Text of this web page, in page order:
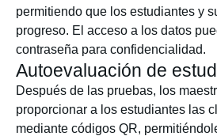
permitiendo que los estudiantes y
progreso. El acceso a los datos
contraseña para confidencialidad.
Autoevaluación de
Después de las pruebas, los
proporcionar a los estudiantes las
mediante códigos QR,